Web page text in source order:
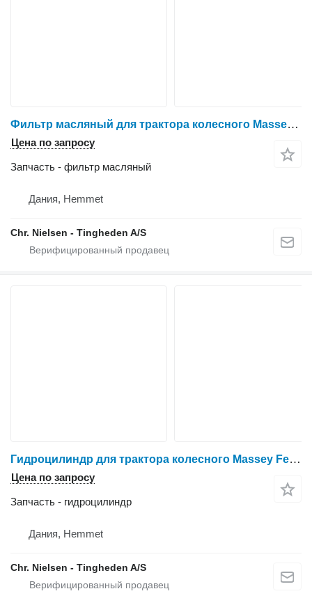
Фильтр масляный для трактора колесного Massey Ferguson 6465
Цена по запросу
Запчасть - фильтр масляный
Дания, Hemmet
Chr. Nielsen - Tingheden A/S
Гидроцилиндр для трактора колесного Massey Ferguson 6465
Цена по запросу
Запчасть - гидроцилиндр
Дания, Hemmet
Chr. Nielsen - Tingheden A/S